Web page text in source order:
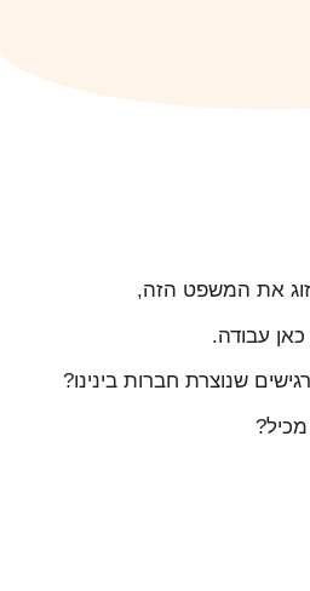
את המשפט הזה,
עבודה.
שנוצרת חברות בינינו?